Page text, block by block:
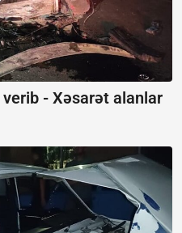
verib - Xəsarət alanlar